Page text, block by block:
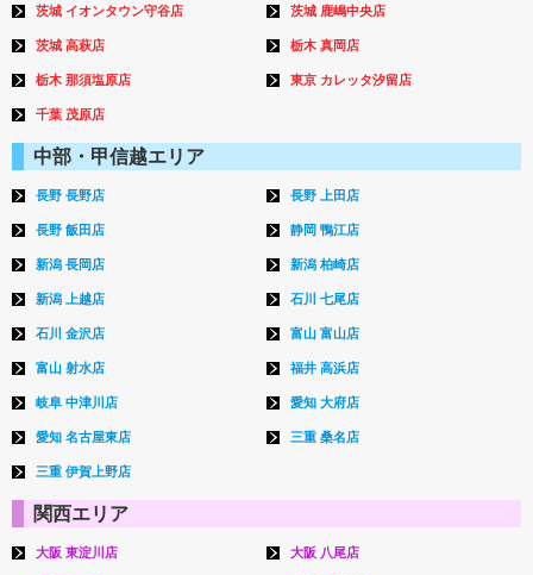
茨城 イオンタウン守谷店 茨城 鹿嶋中央店
茨城 高萩店 栃木 真岡店
栃木 那須塩原店 東京 カレッタ汐留店
千葉 茂原店
中部・甲信越エリア
長野 長野店 長野 上田店
長野 飯田店 静岡 鴨江店
新潟 長岡店 新潟 柏崎店
新潟 上越店 石川 七尾店
石川 金沢店 富山 富山店
富山 射水店 福井 高浜店
岐阜 中津川店 愛知 大府店
愛知 名古屋東店 三重 桑名店
三重 伊賀上野店
関西エリア
大阪 東淀川店 大阪 八尾店